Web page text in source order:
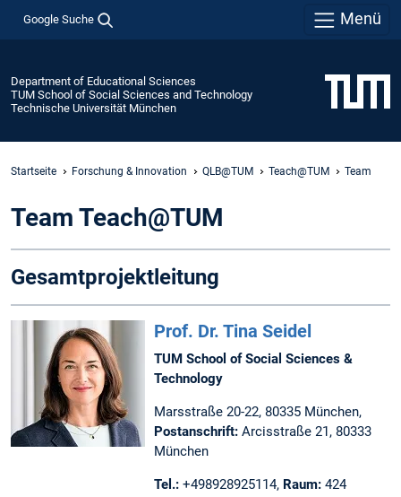
Google Suche Menü
Department of Educational Sciences
TUM School of Social Sciences and Technology
Technische Universität München
Startseite Forschung & Innovation QLB@TUM Teach@TUM Team
Team Teach@TUM
Gesamtprojektleitung
Prof. Dr. Tina Seidel
TUM School of Social Sciences &
Technology
Marsstraße 20-22, 80335 München,
Postanschrift: Arcisstraße 21, 80333
München
Tel.: +498928925114, Raum: 424